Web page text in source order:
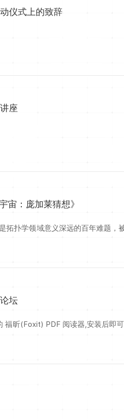
仪式上的致辞
座
宙：庞加莱猜想》
拓扑学领域意义深远的百年难题
坛
线浏览 或下载免费的 Adobe Reader PDF 阅读器,安装后